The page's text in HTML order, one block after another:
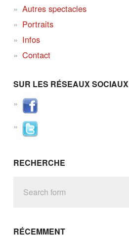
Autres spectacles
Portraits
Infos
Contact
SUR LES RÉSEAUX SOCIAUX
RECHERCHE
RÉCEMMENT